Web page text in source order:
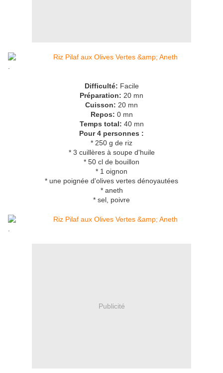
Difficulté: Facile
Préparation: 20 mn
Cuisson: 20 mn
Repos: 0 mn
Temps total: 40 mn
Pour 4 personnes :
* 250 g de riz
* 3 cuillères à soupe d'huile
* 50 cl de bouillon
* 1 oignon
* une poignée d'olives vertes dénoyautées
* aneth
* sel, poivre
Publicité